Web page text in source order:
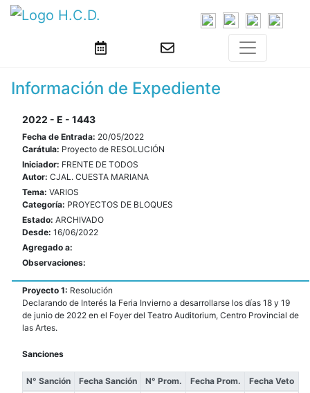
Información de Expediente
2022 - E - 1443
Fecha de Entrada: 20/05/2022
Carátula: Proyecto de RESOLUCIÓN
Iniciador: FRENTE DE TODOS
Autor: CJAL. CUESTA MARIANA
Tema: VARIOS
Categoría: PROYECTOS DE BLOQUES
Estado: ARCHIVADO
Desde: 16/06/2022
Agregado a:
Observaciones:
Proyecto 1: Resolución
Declarando de Interés la Feria Invierno a desarrollarse los días 18 y 19
de junio de 2022 en el Foyer del Teatro Auditorium, Centro Provincial de
las Artes.
Sanciones
N° Sanción Fecha Sanción N° Prom. Fecha Prom.
Fecha Veto